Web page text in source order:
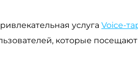
услуга Voice-
которые